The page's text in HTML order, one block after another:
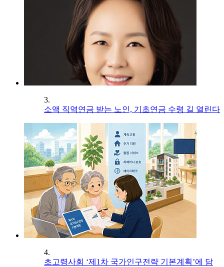
3.
소액 직역연금 받는 노인, 기초연금 수령 길 열린다
4.
초고령사회 ‘제1차 국가인구전략 기본계획’에 담